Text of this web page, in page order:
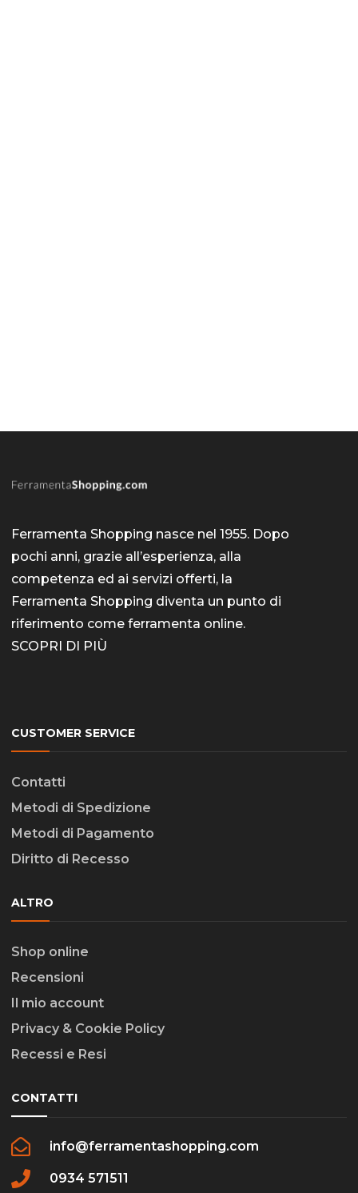
Ferramenta Shopping nasce nel 1955. Dopo
pochi anni, grazie all’esperienza, alla
competenza ed ai servizi offerti, la
Ferramenta Shopping diventa un punto di
riferimento come ferramenta online.
SCOPRI DI PIÙ
CUSTOMER SERVICE
Contatti
Metodi di Spedizione
Metodi di Pagamento
Diritto di Recesso
ALTRO
Shop online
Recensioni
Il mio account
Privacy & Cookie Policy
Recessi e Resi
CONTATTI
info@ferramentashopping.com
0934 571511